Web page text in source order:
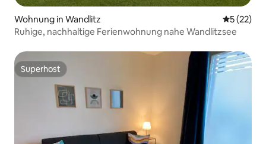
Wohnung in Wandlitz
5 (22)
Ruhige, nachhaltige Ferienwohnung nahe Wandlitzsee
Superhost
Superhost